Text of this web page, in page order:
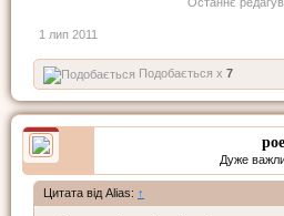
1 лип 2011
Подобається x 7
Дуже
Цитата від Alias: ↑